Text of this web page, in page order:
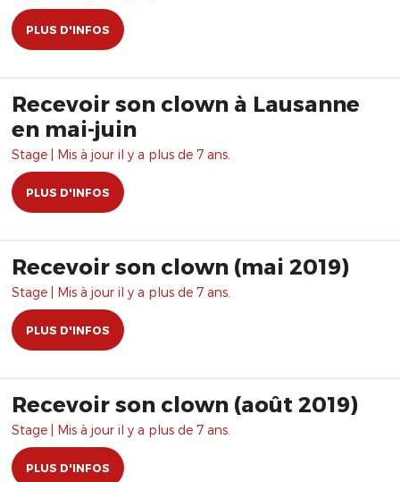
PLUS D'INFOS
Recevoir son clown à Lausanne
en mai-juin
Stage | Mis à jour il y a plus de 7 ans.
PLUS D'INFOS
Recevoir son clown (mai 2019)
Stage | Mis à jour il y a plus de 7 ans.
PLUS D'INFOS
Recevoir son clown (août 2019)
Stage | Mis à jour il y a plus de 7 ans.
PLUS D'INFOS